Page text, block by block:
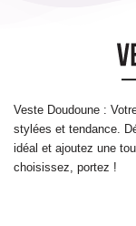
Veste Doudoune :
stylées et tendance.
idéal et ajoutez une
choisissez, portez !